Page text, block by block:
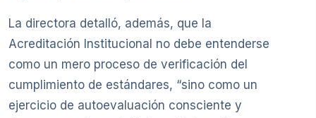
La directora detalló, además, que la
Acreditación Institucional no debe entenderse
como un mero proceso de verificación del
cumplimiento de estándares, “sino como un
ejercicio de autoevaluación consciente y